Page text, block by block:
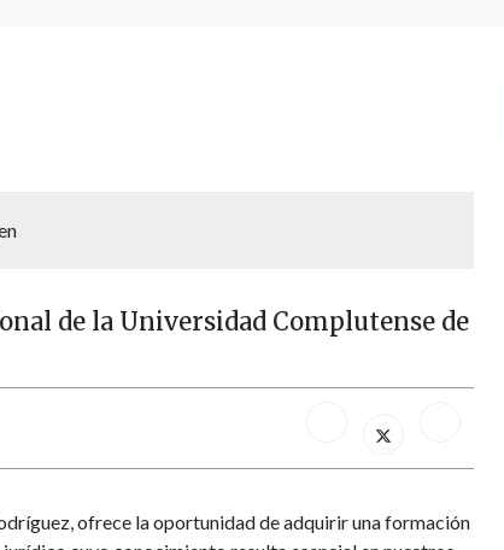
de la Universidad Complutense de
ofrece la oportunidad de adquirir una formación